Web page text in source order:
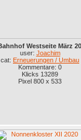
Westseite März
user: Joachim
cat: Erneuerungen / Umbau
Kommentare: 0
Klicks 13289
Pixel 800 x 533